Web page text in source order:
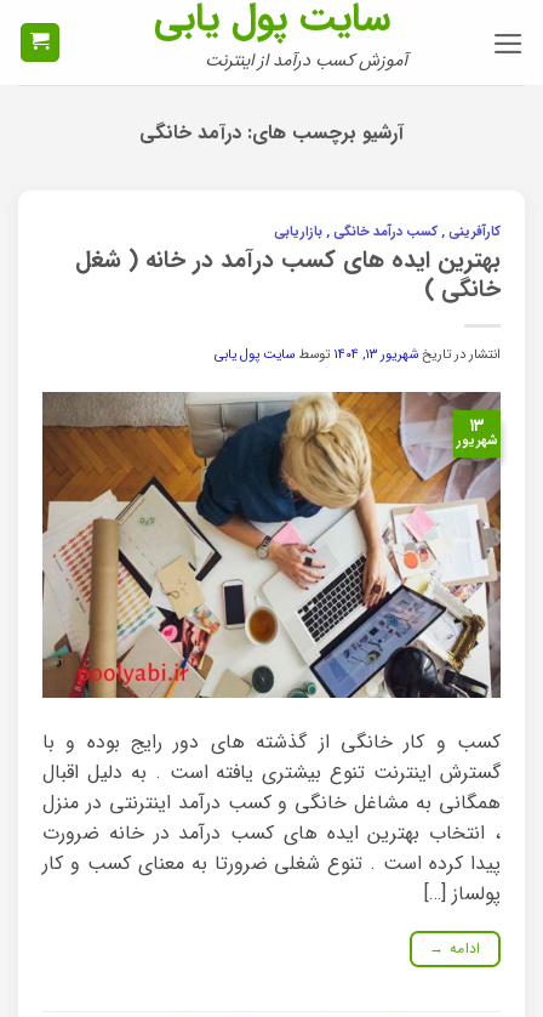
سایت پول یابی
آموزش کسب درآمد از اینترنت
آرشیو برچسب های: درآمد خانگی
کارآفرینی , کسب درآمد خانگی , بازاریابی
بهترین ایده های کسب درآمد در خانه ( شغل
خانگی )
انتشار در تاریخشهریور ۱۳, ۱۴۰۴ توسط سایت پول یابی
۱۳
شهریور
کسب و کار خانگی از گذشته های دور رایج بوده و با
گسترش اینترنت تنوع بیشتری یافته است . به دلیل اقبال
همگانی به مشاغل خانگی و کسب درآمد اینترنتی در منزل
، انتخاب بهترین ایده های کسب درآمد در خانه ضرورت
پیدا کرده است . تنوع شغلی ضرورتا به معنای کسب و کار
پولساز […]
ادامه →